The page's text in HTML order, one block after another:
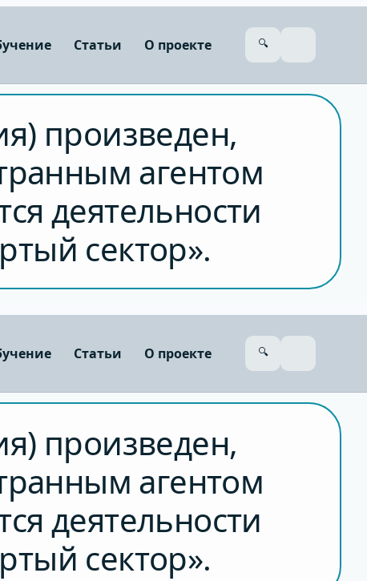
Статьи О проекте 🔍
произведен,
агентом
деятельности
сектор».
Статьи О проекте 🔍
произведен,
агентом
деятельности
сектор».